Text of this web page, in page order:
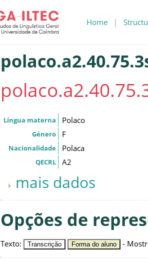
Home |
Língua materna Polaco
Género F
Nacionalidade Polaca
QECRL A2
mais dados
Opções de
Texto: Transcrição Forma do aluno -